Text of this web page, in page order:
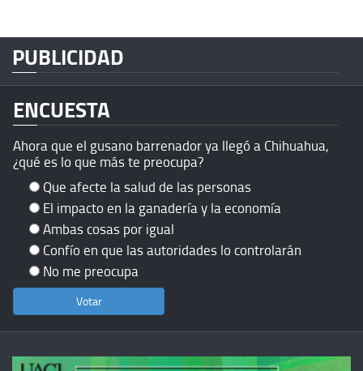
PUBLICIDAD
ENCUESTA
Ahora que el gusano barrenador ya llegó a Chihuahua,
¿qué es lo que más te preocupa?
Que afecte la salud de las personas
El impacto en la ganadería y la economía
Ambas cosas por igual
Confío en que las autoridades lo controlarán
No me preocupa